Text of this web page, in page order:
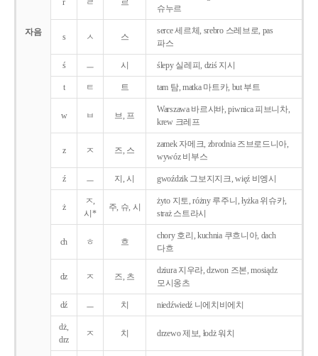
자음
r ㄹ 르
슈누르
s ㅅ 스
serce 세르체, srebro 스레브로, pas
파스
ś ㅡ 시 ślepy 실레피, dziś 지시
t ㅌ 트 tam 탐, matka 마트카, but 부트
w ㅂ 브, 프
Warszawa 바르샤바, piwnica 피브니차,
krew 크레프
z ㅈ 즈, 스
zamek 자메크, zbrodnia 즈브로드니아,
wywóz 비부스
ź ㅡ 지, 시 gwoździk 그보지지크, więź 비엥시
ż
ㅈ,
시*
주, 슈, 시
żyto 지토, różny 루주니, łyżka 위슈카,
straż 스트라시
ch ㅎ 흐
chory 호리, kuchnia 쿠흐니아, dach
다흐
dz ㅈ 즈, 츠
dziura 지우라, dzwon 즈본, mosiądz
모시옹츠
dź ㅡ 치 niedźwiedź 니에치비에치
dż,
drz
ㅈ 치 drzewo 제보, łodż 워치